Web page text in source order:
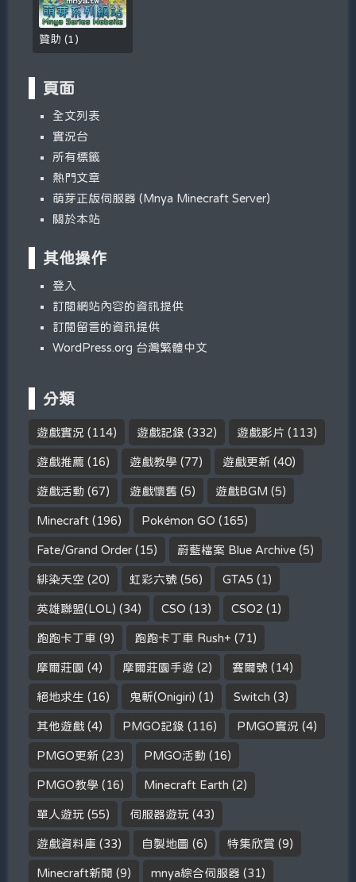
贊助(1 )
頁面
全文列表
實況台
所有標籤
熱門文章
萌芽正版伺服器 (Mnya Minecraft Server)
關於本站
其他操作
登入
訂閱網站內容的資訊提供
訂閱留言的資訊提供
WordPress.org 台灣繁體中文
分類
遊戲實況 (114) 遊戲記錄 (332) 遊戲影片 (113)
遊戲推薦 (16) 遊戲教學 (77) 遊戲更新 (40)
遊戲活動 (67) 遊戲懷舊 (5) 遊戲BGM (5)
Minecraft (196) Pokémon GO (165)
Fate/Grand Order (15) 蔚藍檔案 Blue Archive (5)
緋染天空 (20) 虹彩六號 (56) GTA5 (1)
英雄聯盟(LOL) (34) CSO (13) CSO2 (1)
跑跑卡丁車 (9) 跑跑卡丁車 Rush+ (71)
摩爾莊園 (4) 摩爾莊園手遊 (2) 賽爾號 (14)
絕地求生 (16) 鬼斬(Onigiri) (1) Switch (3)
其他遊戲 (4) PMGO記錄 (116) PMGO實況 (4)
PMGO更新 (23) PMGO活動 (16)
PMGO教學 (16) Minecraft Earth (2)
單人遊玩 (55) 伺服器遊玩 (43)
遊戲資料庫 (33) 自製地圖 (6) 特集欣賞 (9)
Minecraft新聞 (9) mnya綜合伺服器 (31)